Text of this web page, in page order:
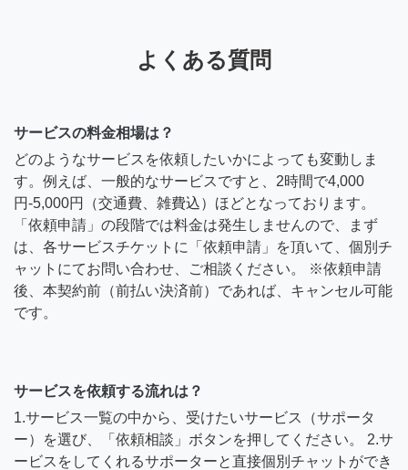
よくある質問
サービスの料金相場は？
どのようなサービスを依頼したいかによっても変動しま
す。例えば、一般的なサービスですと、2時間で4,000
円-5,000円（交通費、雑費込）ほどとなっております。
「依頼申請」の段階では料金は発生しませんので、まず
は、各サービスチケットに「依頼申請」を頂いて、個別チ
ャットにてお問い合わせ、ご相談ください。 ※依頼申請
後、本契約前（前払い決済前）であれば、キャンセル可能
です。
サービスを依頼する流れは？
1.サービス一覧の中から、受けたいサービス（サポータ
ー）を選び、「依頼相談」ボタンを押してください。 2.サ
ービスをしてくれるサポーターと直接個別チャットができ